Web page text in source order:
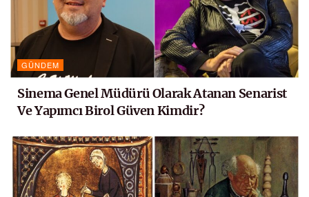
GÜNDEM
Sinema Genel Müdürü Olarak Atanan Senarist
Ve Yapımcı Birol Güven Kimdir?